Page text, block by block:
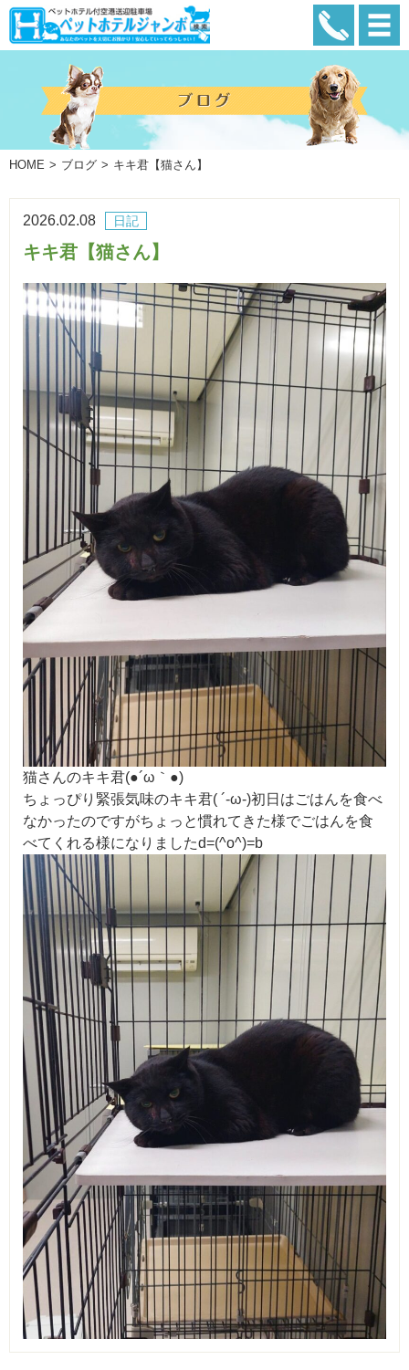
HOME ブログ キキ君【猫さん】
日記
2026.02.08
キキ君【猫さん】
猫さんのキキ君(●´ω｀●)
ちょっぴり緊張気味のキキ君( ´-ω-)初日はごはんを食べ
なかったのですがちょっと慣れてきた様でごはんを食
べてくれる様になりましたd=(^o^)=b